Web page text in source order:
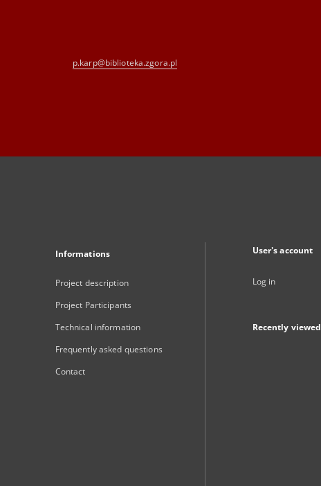
p.karp@biblioteka.zgora.pl
Informations
Project description
Project Participants
Technical information
Frequently asked questions
Contact
User's account
Log in
Recently viewed